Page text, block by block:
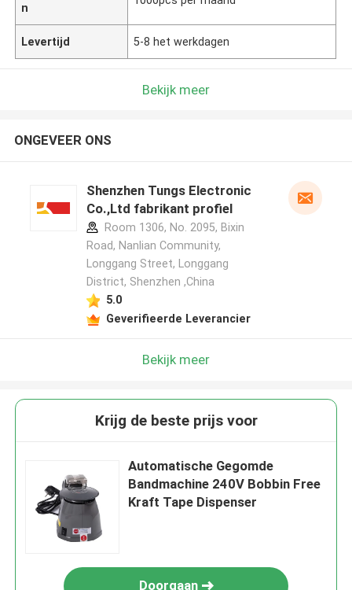
n
Levertijd 5-8 het werkdagen
Bekijk meer
ONGEVEER ONS
Shenzhen Tungs Electronic
Co.,Ltd fabrikant profiel
Room 1306, No. 2095, Bixin
Road, Nanlian Community,
Longgang Street, Longgang
District, Shenzhen ,China
5.0
Geverifieerde Leverancier
Bekijk meer
Krijg de beste prijs voor
Automatische Gegomde
Bandmachine 240V Bobbin Free
Kraft Tape Dispenser
Doorgaan